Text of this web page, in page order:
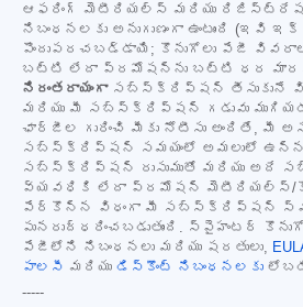
ఆఫరింగ్ మెటీరియల్స్ మరియు
నిబంధనలకు అనుగుణంగా ఉంటుంది (ఇవి
పొందుపరచబడ్డాయి; కొనుగోలు పేజీ
బట్టి లేదా ప్రమోషన్‌ను బట్టి ధర
నిరంతరాయంగాసబ్‌స్క్రిప్షన్ తీసుకునే
మరియు మీ సబ్‌స్క్రిప్షన్ గడువు
ఛార్జీల గురించి మీకు నోటీసు అందితే, మీ
సబ్‌స్క్రిప్షన్ సమయంలో అమలులో
సబ్‌స్క్రిప్షన్ రుసుముతో మరియు అదే
వ్యవధికి లేదా ప్రమోషన్ మెటీరియల్స్/
పేర్కొన్న విధంగా మీ సబ్‌స్క్రిప్షన్
పునరుద్ధరించబడుతుంది. స్పైహంటర్
పేజీలోని నిబంధనలు మరియు షరతులు,
పాలసీ మరియు డిస్కౌంట్ నిబంధనలకు లోబడి
-----